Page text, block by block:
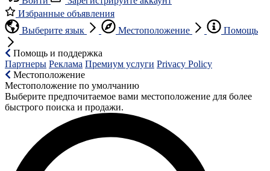
Избранные объявления
Выберите язык
Местоположение Помощь
Помощь и поддержка
Партнеры Реклама Премиум услуги Privacy Policy
Местоположение
Местоположение по умолчанию
Выберите предпочитаемое вами местоположение для более
быстрого поиска и продажи.